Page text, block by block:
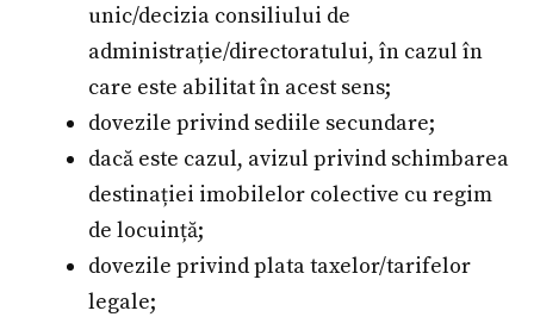
unic/decizia consiliului de
administrație/directoratului, în cazul în
care este abilitat în acest sens;
dovezile privind sediile secundare;
dacă este cazul, avizul privind schimbarea
destinației imobilelor colective cu regim
de locuință;
dovezile privind plata taxelor/tarifelor
legale;